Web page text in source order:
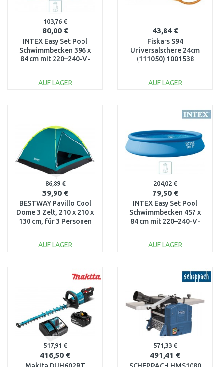
103,76 €
80,00 €
INTEX Easy Set Pool
Schwimmbecken 396 x
84 cm mit 220–240-V-
AUF LAGER
43,84 €
Fiskars S94
Universalschere 24cm
(111050) 1001538
AUF LAGER
86,89 €
39,90 €
BESTWAY Pavillo Cool
Dome 3 Zelt, 210 x 210 x
130 cm, für 3 Personen
AUF LAGER
204,02 €
79,50 €
INTEX Easy Set Pool
Schwimmbecken 457 x
84 cm mit 220–240-V-
AUF LAGER
WARENKORB
Vergleichen
517,91 €
416,50 €
571,33 €
491,41 €